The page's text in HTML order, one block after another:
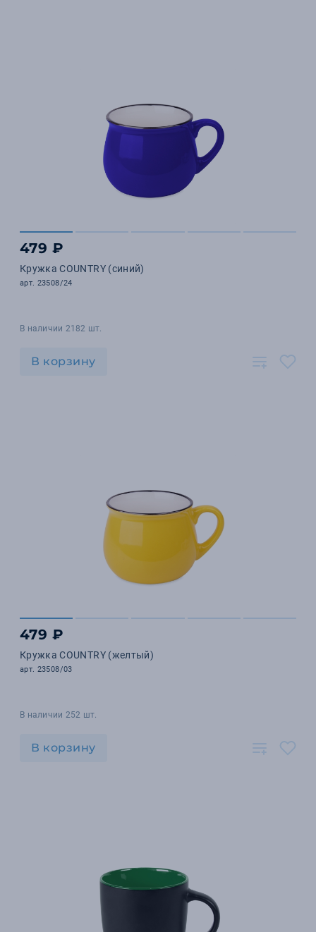
479 ₽
Кружка COUNTRY (синий)
арт. 23508/24
В наличии 2182 шт.
В корзину
479 ₽
Кружка COUNTRY (желтый)
арт. 23508/03
В наличии 252 шт.
В корзину